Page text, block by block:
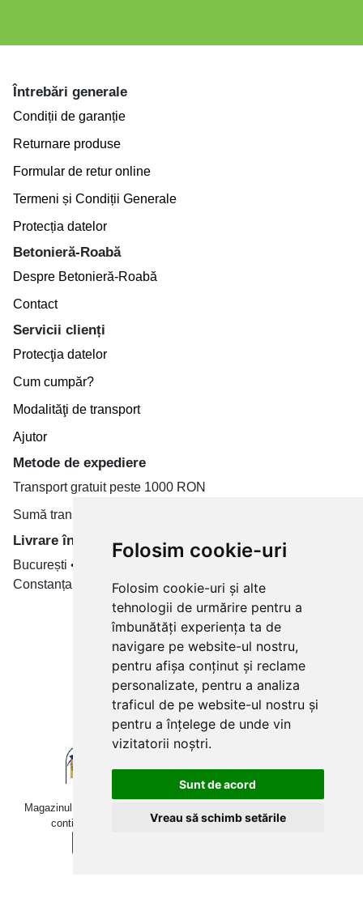
Folosim cookie-uri
Folosim cookie-uri și alte
tehnologii de urmărire pentru a
îmbunătăți experiența ta de
navigare pe website-ul nostru,
pentru afișa conținut și reclame
personalizate, pentru a analiza
traficul de pe website-ul nostru și
pentru a înțelege de unde vin
vizitatorii noștri.
Sunt de acord
Vreau să schimb setările
Magazinul online betoniera-roaba.ro folosește cookies. Navigând în
continuare, îți exprimi acordul pentru folosirea acestora.
Întrebări generale
Condiții de garanție
Returnare produse
Formular de retur online
Termeni și Condiții Generale
Protecția datelor
Betonieră-Roabă
Despre Betonieră-Roabă
Contact
Servicii clienți
Protecţia datelor
Cum cumpăr?
Modalităţi de transport
Ajutor
Metode de expediere
Transport gratuit peste 1000 RON
Sumă transport de la 19.99 RON
Livrare în toate țară
București • Cluj-Napoca • Brașov • Timișoara • Iași •
Constanța • Craiova
Plăți cu card bancar prin